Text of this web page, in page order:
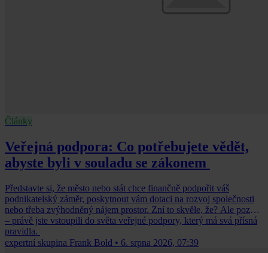
Články
Veřejná podpora: Co potřebujete vědět,
abyste byli v souladu se zákonem
Představte si, že město nebo stát chce finančně podpořit váš
podnikatelský záměr, poskytnout vám dotaci na rozvoj společnosti
nebo třeba zvýhodněný nájem prostor. Zní to skvěle, že? Ale pozor
– právě jste vstoupili do světa veřejné podpory, který má svá přísná
pravidla.
expertní skupina Frank Bold • 6. srpna 2026, 07:39